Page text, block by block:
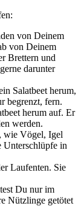
von Deinem
von Deinem
Brettern und
darunter
Salatbeet herum,
begrenzt, fern.
herum auf. Er
werden.
wie Vögel, Igel
Unterschlüpfe in
Laufenten. Sie
Du nur im
Nützlinge getötet